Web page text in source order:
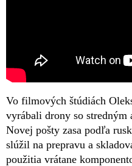
Vo filmových štúdiách
vyrábali drony so
Novej pošty zasa podľa
slúžil na prepravu a
použitia vrátane